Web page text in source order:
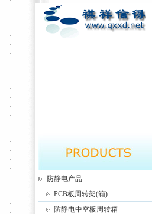
防静电产品
PCB板周转架(箱)
防静电中空板周转箱